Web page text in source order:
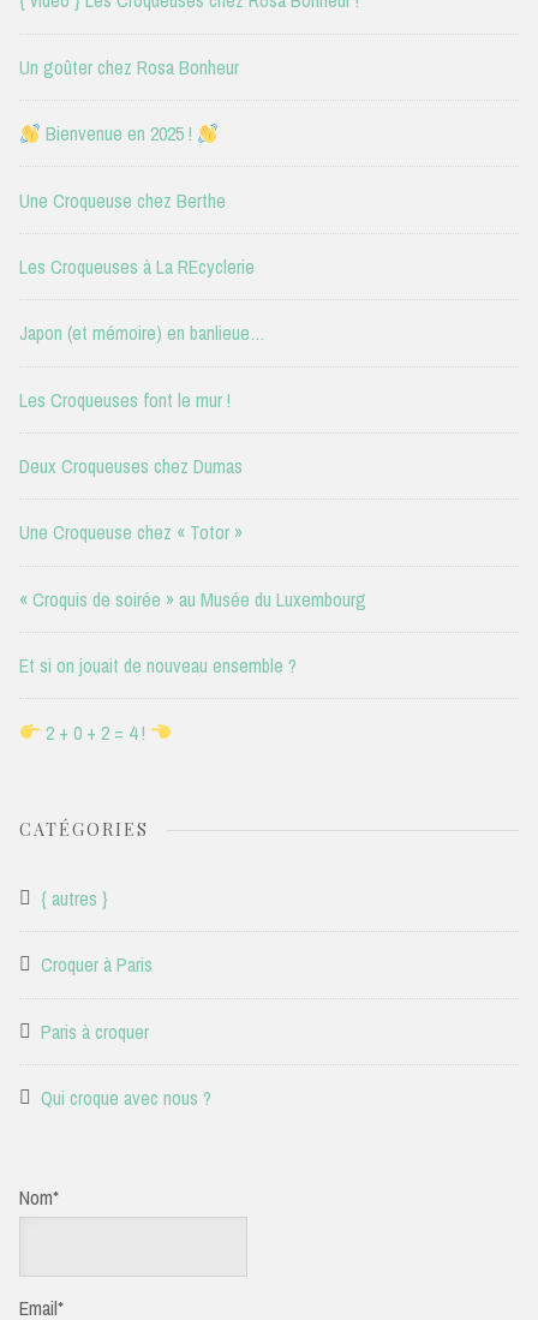
Un goûter chez Rosa Bonheur
Bienvenue en 2025 !
Une Croqueuse chez Berthe
Les Croqueuses à La REcyclerie
Japon (et mémoire) en banlieue…
Les Croqueuses font le mur !
Deux Croqueuses chez Dumas
Une Croqueuse chez « Totor »
« Croquis de soirée » au Musée du Luxembourg
Et si on jouait de nouveau ensemble ?
2 + 0 + 2 = 4 !
CATÉGORIES
{ autres }
Croquer à Paris
Paris à croquer
Qui croque avec nous ?
Nom*
Email*